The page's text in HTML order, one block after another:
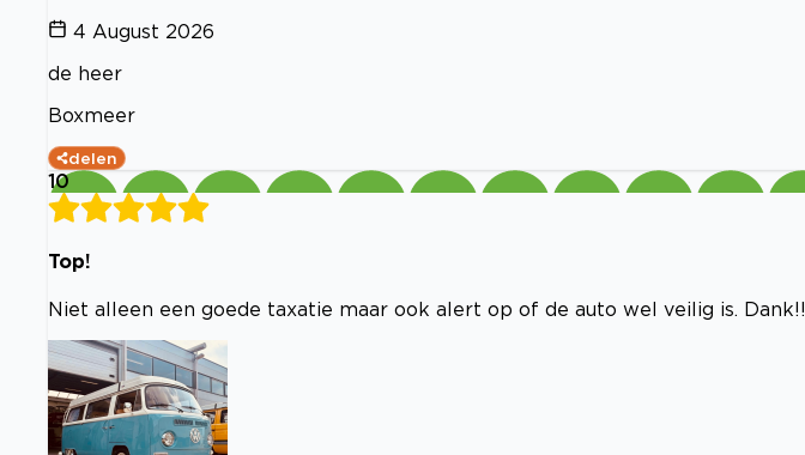
4 August 2026
de heer
Boxmeer
delen
10
Top!
Niet alleen een goede taxatie maar ook alert op of de auto wel veilig is. Dank!!